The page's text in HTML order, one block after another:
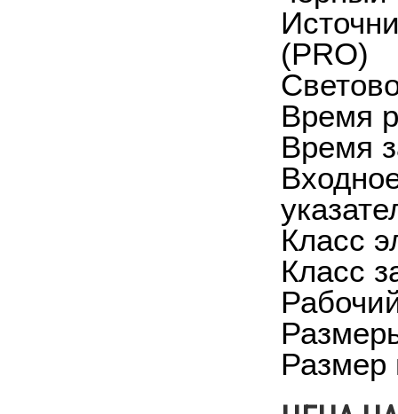
(PRO)
Время
Время
Класс
Класс
Размер